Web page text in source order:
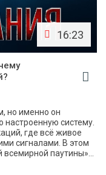
16:23
но именно он
систему.
где всё живое
сигналами. В этом
паутины»...